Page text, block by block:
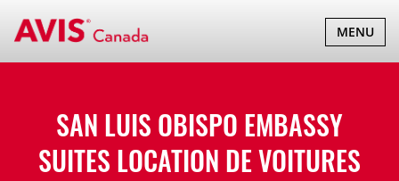
BASCULER
LA
MENU
SAN LUIS OBISPO EMBASSY
SUITES LOCATION DE VOITURES